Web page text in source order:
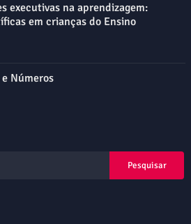
executivas na aprendizagem:
em crianças do Ensino
Números